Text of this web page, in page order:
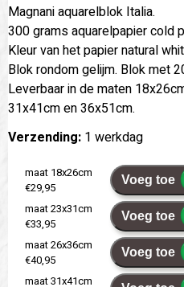
Magnani aquarelblok Italia.
300 grams aquarelpapier cold
Kleur van het papier natural
Blok rondom gelijm. Blok met
Leverbaar in de maten
31x41cm en 36x51cm.
Verzending: 1 werkdag
maat 18x26cm
€29,95
Voeg toe
maat 23x31cm
€33,95
Voeg toe
maat 26x36cm
€40,95
Voeg toe
maat 31x41cm